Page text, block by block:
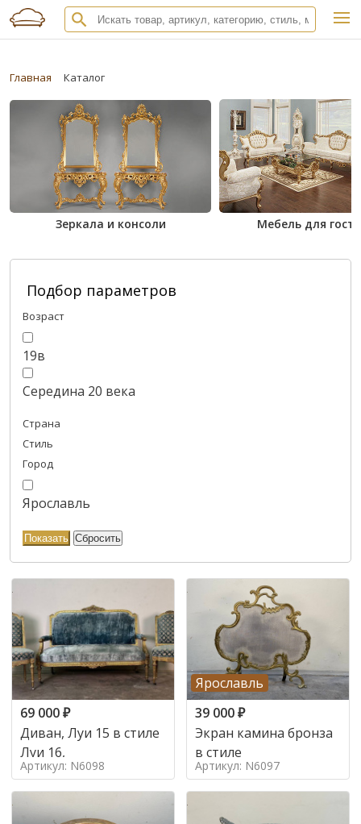
Главная Каталог
Зеркала и консоли Мебель для
Подбор параметров
Возраст
19в
Середина 20 века
Страна
Стиль
Город
Ярославль
69 000₽
Диван, Луи 15 в стиле
Луи 16,
Артикул: N6098
Ярославль
39 000₽
Экран камина бронза
в стиле
Артикул: N6097